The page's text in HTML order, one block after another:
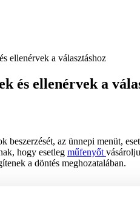
ellenérvek a választáshoz
és ellenérvek a
az ünnepi menüt,
hogy esetleg műfenyőt
a döntés meghozatalában.